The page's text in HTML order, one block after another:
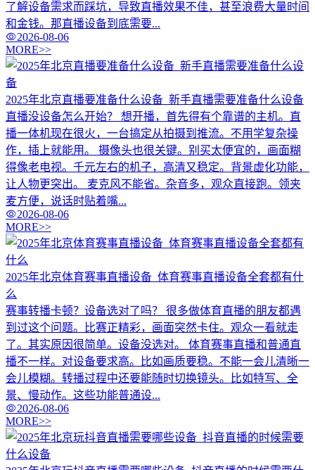
了解设备需求而踩坑，导致直播效果不佳，甚至浪费大量时间
和金钱。那直播设备到底需要...
2026-08-06
MORE>>
2025年北京直播要准备什么设备_新手直播需要准备什么设备
直播没设备怎么开始？ 想开播，首先得有个靠谱的主机。直
播一体机现在很火，一台搞定从拍摄到推流。不用学复杂操
作，插上就能用。 摄像头也很关键。别买太便宜的，画面糊
得像老电视。千元左右的机子，高清又稳定。背景虚化功能，
让人物更突出。 麦克风不能省。杂音多，观众直接跑。领夹
麦方便，说话时贴着嘴...
2026-08-06
MORE>>
2025年北京体育赛事直播设备_体育赛事直播设备全套都有什
么
赛事转播卡顿？设备选对了吗？ 很多做体育直播的朋友都遇
到过这个问题。比赛正精彩，画面突然卡住。观众一看就走
了。其实原因很简单。设备没选对。 体育赛事直播和普通直
播不一样。对设备要求高。比如画质要稳。不能一会儿清晰一
会儿模糊。转播过程中还要能随时切换镜头。比如特写、全
景、慢动作。这些功能普通设...
2026-08-06
MORE>>